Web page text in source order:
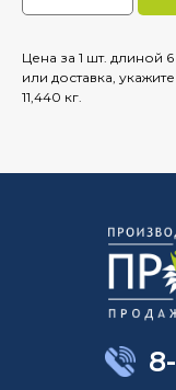
Цена за 1 шт. длиной
или доставка,
11,440 кг.